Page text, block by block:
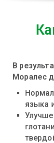
В
Моралес
языка